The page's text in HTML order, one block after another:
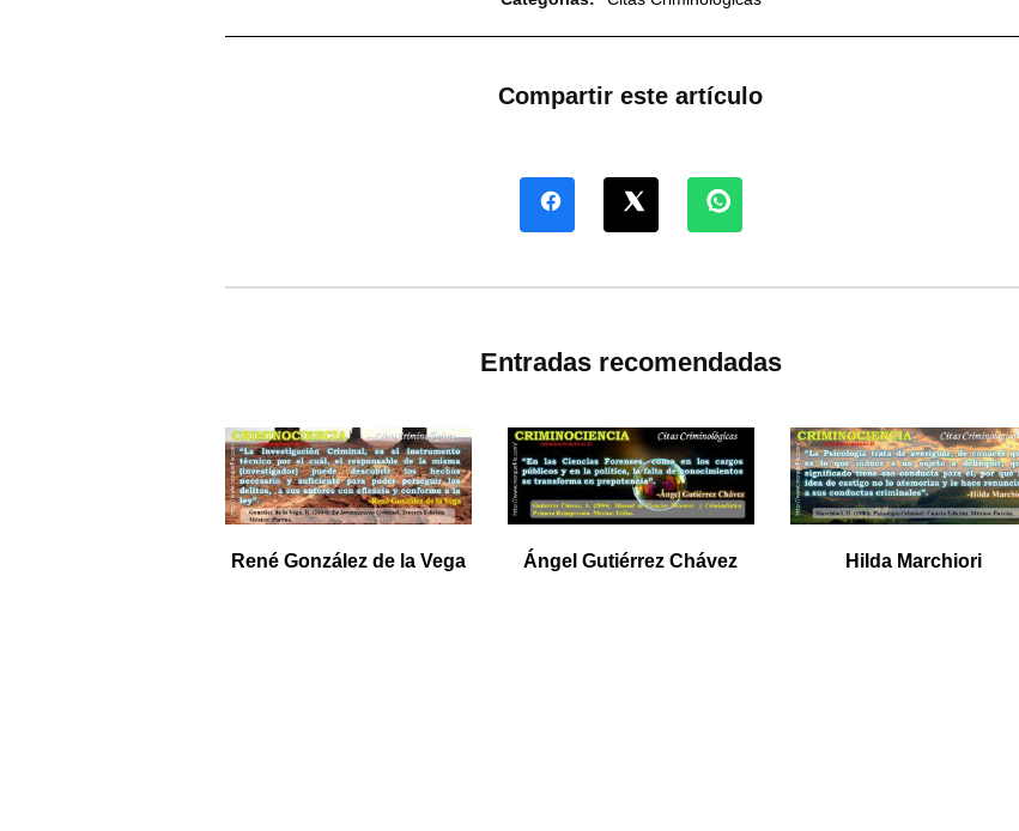
Compartir este artículo
Entradas recomendadas
René González de la Vega Ángel Gutiérrez Chávez Hilda Marchiori